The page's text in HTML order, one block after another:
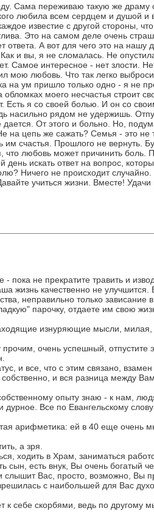
Сама переживаю такую же драму
любила всем сердцем и душой и
известие с другой стороны,
Это на самом деле очень
ответа. А вот для чего это на нашу
и вы, я не сломалась. Не
Самое интересное - нет злости.
мою любовь. Что так легко
на ум пришло только одно - я не
моего несчастья строит
я со своей болью. И он со
насильно рядом не удержишь.
От этого и больно. Но,
на цепь же сажать? Семья - это не
счастья. Прошлого не вернуть.
что любовь может причинить боль.
искать ответ на вопрос,
Ничего не происходит случайно.
учиться жизни. Вместе! Удачи
не прекратите травить и
жизнь качественно не улучшится.
неправильно только зависание
парочку, отдаете им свою
изнуряющие мысли, милая,
очень успешный, отпустите
и все, что с этим связано,
и вся разница между
опыту знаю - к нам,
Все по Евангельскому
арифметика: ей в 40 еще очень
а зря.
ходить в Храм, заниматься
сын, есть внук, Вы очень богатый
слышит Вас, просто, возможно, Вы
с наибольшей для Вас
к себе скорбями, ведь по другому